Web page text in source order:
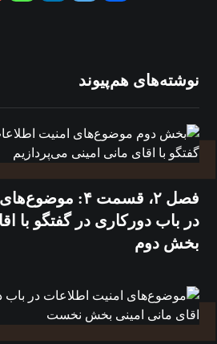
نوشته‌های هم‌پیوند
فصل ۲، قسمت ۴:
در باب دورکاری در گفتگو با
بخش دوم